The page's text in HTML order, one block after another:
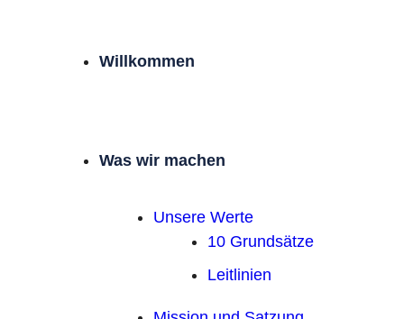
Willkommen
Was wir machen
Unsere Werte
10 Grundsätze
Leitlinien